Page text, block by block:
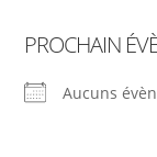
PROCHAIN
Aucuns